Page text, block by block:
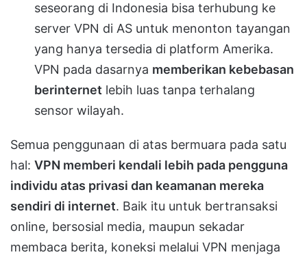
seseorang di Indonesia bisa terhubung ke
server VPN di AS untuk menonton tayangan
yang hanya tersedia di platform Amerika.
VPN pada dasarnya memberikan kebebasan
berinternet lebih luas tanpa terhalang
sensor wilayah.
Semua penggunaan di atas bermuara pada satu
hal: VPN memberi kendali lebih pada pengguna
individu atas privasi dan keamanan mereka
sendiri di internet. Baik itu untuk bertransaksi
online, bersosial media, maupun sekadar
membaca berita, koneksi melalui VPN menjaga